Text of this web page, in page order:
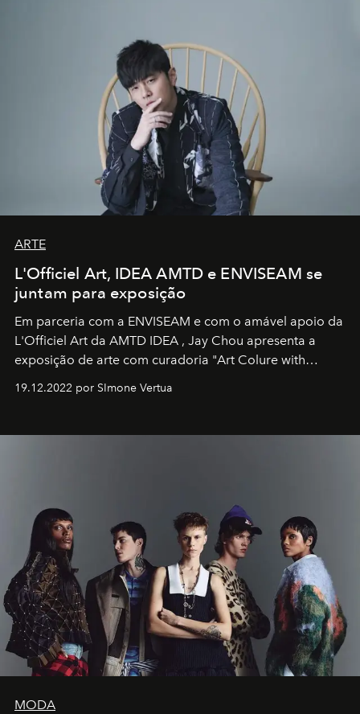
ARTE
L'Officiel Art, IDEA AMTD e ENVISEAM se
juntam para exposição
Em parceria com a ENVISEAM e com o amável apoio da
L'Officiel Art da AMTD IDEA , Jay Chou apresenta a
exposição de arte com curadoria "Art Colure with
19.12.2022 por SImone Vertua
MODA